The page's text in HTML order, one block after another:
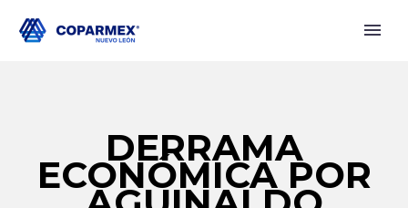
DERRAMA
ECONÓMICA POR